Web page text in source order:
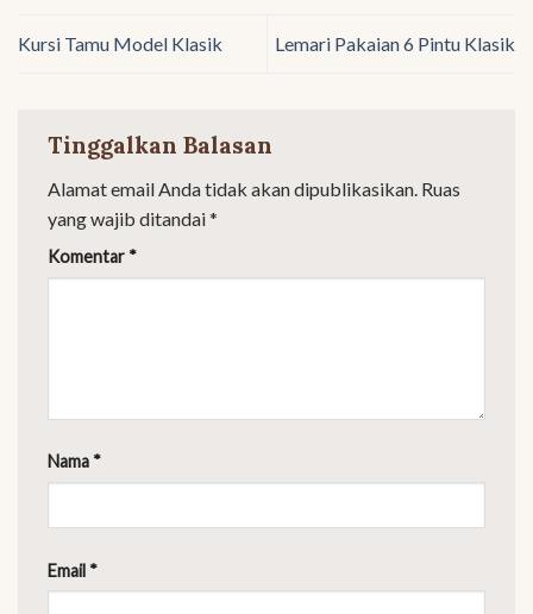
Kursi Tamu Model Klasik Lemari Pakaian 6 Pintu Klasik
Tinggalkan Balasan
Alamat email Anda tidak akan dipublikasikan. Ruas
yang wajib ditandai*
Komentar *
Nama *
Email *